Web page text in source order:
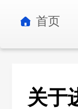
首页
关于